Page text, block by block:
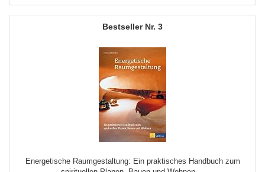
3
Energetische Raumgestaltung: Ein praktisches Handbuch zum